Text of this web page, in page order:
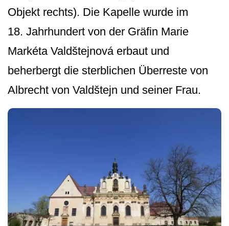
Objekt rechts). Die Kapelle wurde im
18. Jahrhundert von der Gräfin Marie
Markéta Valdštejnová erbaut und
beherbergt die sterblichen Überreste von
Albrecht von Valdštejn und seiner Frau.